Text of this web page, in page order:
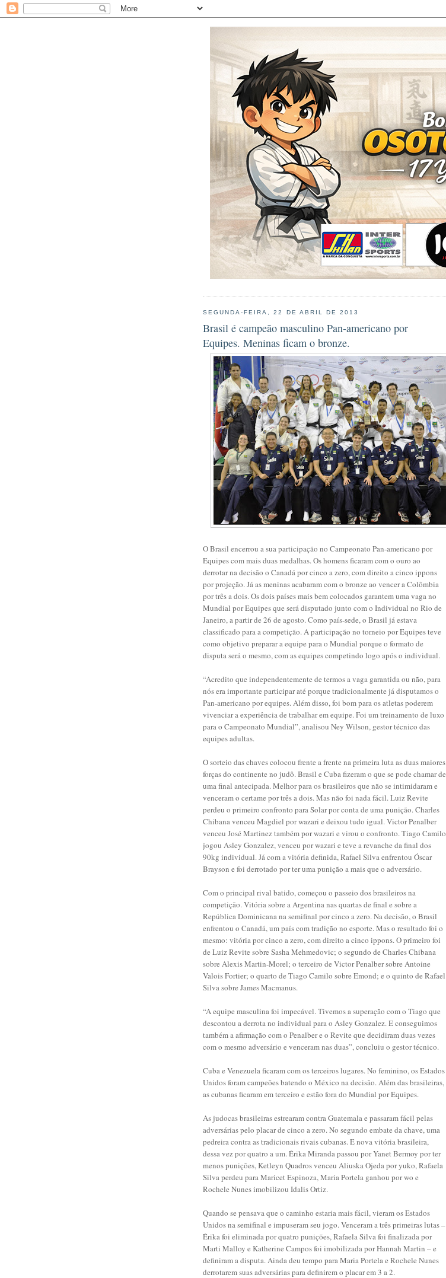
SEGUNDA-FEIRA, 22 DE ABRIL DE 2013
Brasil é campeão masculino Pan-americano por
Equipes. Meninas ficam o bronze.
O Brasil encerrou a sua participação no Campeonato Pan-americano por
Equipes com mais duas medalhas. Os homens ficaram com o ouro ao
derrotar na decisão o Canadá por cinco a zero, com direito a cinco ippons
por projeção. Já as meninas acabaram com o bronze ao vencer a Colômbia
por três a dois. Os dois países mais bem colocados garantem uma vaga no
Mundial por Equipes que será disputado junto com o Individual no Rio de
Janeiro, a partir de 26 de agosto. Como país-sede, o Brasil já estava
classificado para a competição. A participação no torneio por Equipes teve
como objetivo preparar a equipe para o Mundial porque o formato de
disputa será o mesmo, com as equipes competindo logo após o individual.
“Acredito que independentemente de termos a vaga garantida ou não, para
nós era importante participar até porque tradicionalmente já disputamos o
Pan-americano por equipes. Além disso, foi bom para os atletas poderem
vivenciar a experiência de trabalhar em equipe. Foi um treinamento de luxo
para o Campeonato Mundial”, analisou Ney Wilson, gestor técnico das
equipes adultas.
O sorteio das chaves colocou frente a frente na primeira luta as duas maiores
forças do continente no judô. Brasil e Cuba fizeram o que se pode chamar de
uma final antecipada. Melhor para os brasileiros que não se intimidaram e
venceram o certame por três a dois. Mas não foi nada fácil. Luiz Revite
perdeu o primeiro confronto para Solar por conta de uma punição. Charles
Chibana venceu Magdiel por wazari e deixou tudo igual. Victor Penalber
venceu José Martinez também por wazari e virou o confronto. Tiago Camilo
jogou Asley Gonzalez, venceu por wazari e teve a revanche da final dos
90kg individual. Já com a vitória definida, Rafael Silva enfrentou Óscar
Brayson e foi derrotado por ter uma punição a mais que o adversário.
Com o principal rival batido, começou o passeio dos brasileiros na
competição. Vitória sobre a Argentina nas quartas de final e sobre a
República Dominicana na semifinal por cinco a zero. Na decisão, o Brasil
enfrentou o Canadá, um país com tradição no esporte. Mas o resultado foi o
mesmo: vitória por cinco a zero, com direito a cinco ippons. O primeiro foi
de Luiz Revite sobre Sasha Mehmedovic; o segundo de Charles Chibana
sobre Alexis Martin-Morel; o terceiro de Victor Penalber sobre Antoine
Valois Fortier; o quarto de Tiago Camilo sobre Emond; e o quinto de Rafael
Silva sobre James Macmanus.
“A equipe masculina foi impecável. Tivemos a superação com o Tiago que
descontou a derrota no individual para o Asley Gonzalez. E conseguimos
também a afirmação com o Penalber e o Revite que decidiram duas vezes
com o mesmo adversário e venceram nas duas”, concluiu o gestor técnico.
Cuba e Venezuela ficaram com os terceiros lugares. No feminino, os Estados
Unidos foram campeões batendo o México na decisão. Além das brasileiras,
as cubanas ficaram em terceiro e estão fora do Mundial por Equipes.
As judocas brasileiras estrearam contra Guatemala e passaram fácil pelas
adversárias pelo placar de cinco a zero. No segundo embate da chave, uma
pedreira contra as tradicionais rivais cubanas. E nova vitória brasileira,
dessa vez por quatro a um. Érika Miranda passou por Yanet Bermoy por ter
menos punições, Ketleyn Quadros venceu Aliuska Ojeda por yuko, Rafaela
Silva perdeu para Maricet Espinoza, Maria Portela ganhou por wo e
Rochele Nunes imobilizou Idalis Ortiz.
Quando se pensava que o caminho estaria mais fácil, vieram os Estados
Unidos na semifinal e impuseram seu jogo. Venceram a três primeiras lutas –
Érika foi eliminada por quatro punições, Rafaela Silva foi finalizada por
Marti Malloy e Katherine Campos foi imobilizada por Hannah Martin – e
definiram a disputa. Ainda deu tempo para Maria Portela e Rochele Nunes
derrotarem suas adversárias para definirem o placar em 3 a 2.